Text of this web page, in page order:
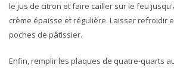
le jus de citron et faire cailler sur le feu
crème épaisse et régulière. Laisser refroidir
poches de pâtissier.
Enfin, remplir les plaques de quatre-quarts